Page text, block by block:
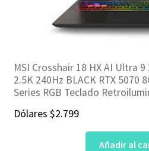
MSI Crosshair 18 HX AI Ultra 9
2.5K 240Hz BLACK RTX 5070
Series RGB Teclado
Dólares $2.799
Añadir al